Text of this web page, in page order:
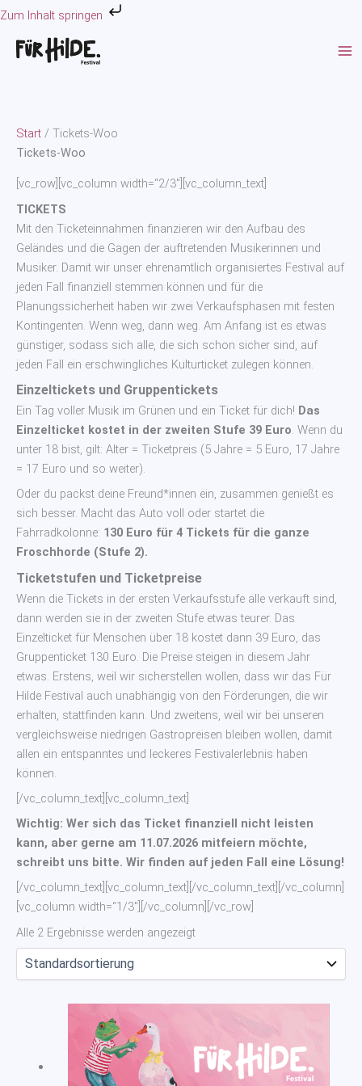
Zum Inhalt springen
Zum
springen
Start / Tickets-Woo
Tickets-Woo
[vc_row][vc_column width=“2/3″][vc_column_text]
TICKETS
Mit den Ticketeinnahmen finanzieren wir den Aufbau des
Geländes und die Gagen der auftretenden Musikerinnen und
Musiker. Damit wir unser ehrenamtlich organisiertes Festival auf
jeden Fall finanziell stemmen können und für die
Planungssicherheit haben wir zwei Verkaufsphasen mit festen
Kontingenten. Wenn weg, dann weg. Am Anfang ist es etwas
günstiger, sodass sich alle, die sich schon sicher sind, auf
jeden Fall ein erschwingliches Kulturticket zulegen können.
Einzeltickets und Gruppentickets
Ein Tag voller Musik im Grünen und ein Ticket für dich! Das
Einzelticket kostet in der zweiten Stufe 39 Euro. Wenn du
unter 18 bist, gilt: Alter = Ticketpreis (5 Jahre = 5 Euro, 17 Jahre
= 17 Euro und so weiter).
Oder du packst deine Freund*innen ein, zusammen genießt es
sich besser. Macht das Auto voll oder startet die
Fahrradkolonne: 130 Euro für 4 Tickets für die ganze
Froschhorde (Stufe 2).
Ticketstufen und Ticketpreise
Wenn die Tickets in der ersten Verkaufsstufe alle verkauft sind,
dann werden sie in der zweiten Stufe etwas teurer. Das
Einzelticket für Menschen über 18 kostet dann 39 Euro, das
Gruppenticket 130 Euro. Die Preise steigen in diesem Jahr
etwas. Erstens, weil wir sicherstellen wollen, dass wir das Für
Hilde Festival auch unabhängig von den Förderungen, die wir
erhalten, stattfinden kann. Und zweitens, weil wir bei unseren
vergleichsweise niedrigen Gastropreisen bleiben wollen, damit
allen ein entspanntes und leckeres Festivalerlebnis haben
können.
[/vc_column_text][vc_column_text]
Wichtig: Wer sich das Ticket finanziell nicht leisten
kann, aber gerne am 11.07.2026 mitfeiern möchte,
schreibt uns bitte. Wir finden auf jeden Fall eine Lösung!
[/vc_column_text][vc_column_text][/vc_column_text][/vc_column]
[vc_column width=“1/3″][/vc_column][/vc_row]
Alle 2 Ergebnisse werden angezeigt
Preisspanne:
1€
bis
Produkt
weist
mehrere